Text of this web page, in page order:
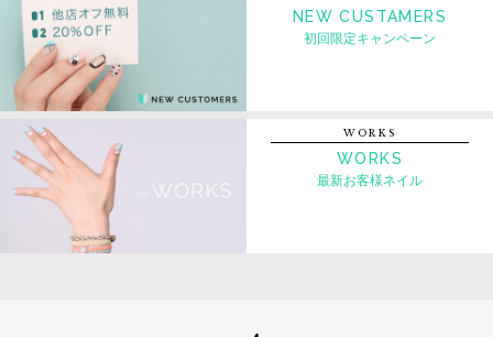
NEW CUSTAMERS
初回限定キャンペーン
WORKS
WORKS
最新お客様ネイル